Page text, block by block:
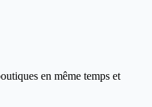
en même temps et